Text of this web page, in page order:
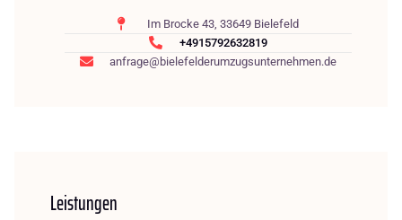
Im Brocke 43, 33649 Bielefeld
+4915792632819
anfrage@bielefelderumzugsunternehmen.de
Leistungen